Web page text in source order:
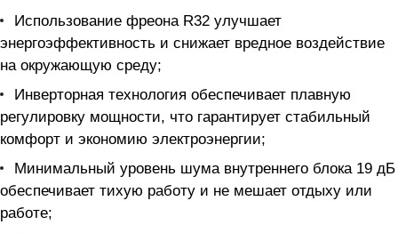
Использование фреона R32 улучшает
энергоэффективность и снижает вредное воздействие
на окружающую среду;
Инверторная технология обеспечивает плавную
регулировку мощности, что гарантирует стабильный
комфорт и экономию электроэнергии;
Минимальный уровень шума внутреннего блока 19 дБ
обеспечивает тихую работу и не мешает отдыху или
работе;